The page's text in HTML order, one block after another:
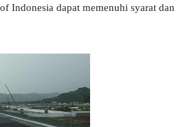
Indonesia dapat memenuhi syarat dan